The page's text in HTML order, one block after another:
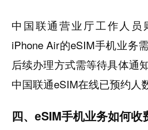
中国联通营业厅工作人员
iPhone Air的eSIM手机业务
后续办理方式需等待具体通
中国联通eSIM在线已预约人
四、eSIM手机业务如何收